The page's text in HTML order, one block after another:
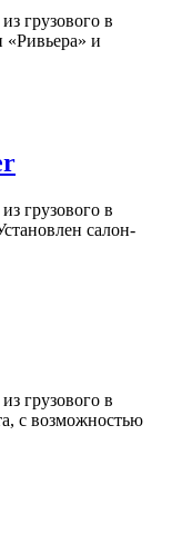
грузового в
«Ривьера» и
грузового в
салон-
грузового в
с возможностью